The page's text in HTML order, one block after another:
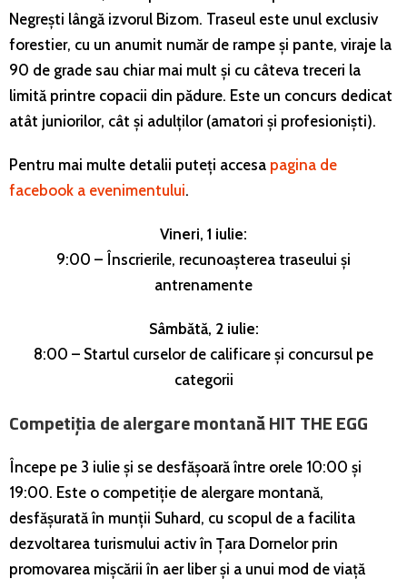
Negrești lângă izvorul Bizom. Traseul este unul exclusiv
forestier, cu un anumit număr de rampe și pante, viraje la
90 de grade sau chiar mai mult și cu câteva treceri la
limită printre copacii din pădure. Este un concurs dedicat
atât juniorilor, cât și adulților (amatori și profesioniști).
Pentru mai multe detalii puteți accesa pagina de
facebook a evenimentului.
Vineri, 1 iulie:
9:00 – Înscrierile, recunoașterea traseului și
antrenamente
Sâmbătă, 2 iulie:
8:00 – Startul curselor de calificare și concursul pe
categorii
Competiția de alergare montană HIT THE EGG
Începe pe 3 iulie și se desfășoară între orele 10:00 și
19:00. Este o competiție de alergare montană,
desfășurată în munții Suhard, cu scopul de a facilita
dezvoltarea turismului activ în Țara Dornelor prin
promovarea mișcării în aer liber și a unui mod de viață